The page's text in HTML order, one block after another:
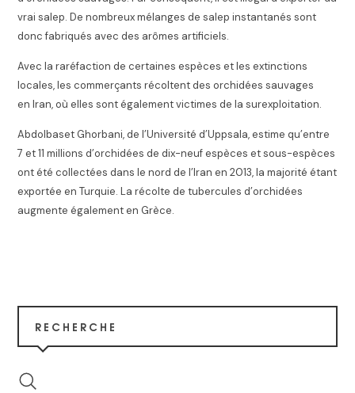
vrai salep. De nombreux mélanges de salep instantanés sont
donc fabriqués avec des arômes artificiels.
Avec la raréfaction de certaines espèces et les extinctions
locales, les commerçants récoltent des orchidées sauvages
en Iran, où elles sont également victimes de la surexploitation.
Abdolbaset Ghorbani, de l’Université d’Uppsala, estime qu’entre
7 et 11 millions d’orchidées de dix-neuf espèces et sous-espèces
ont été collectées dans le nord de l’Iran en 2013, la majorité étant
exportée en Turquie. La récolte de tubercules d’orchidées
augmente également en Grèce.
RECHERCHE